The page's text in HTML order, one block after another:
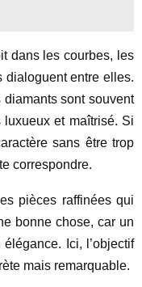
dans les courbes, les
dialoguent entre elles.
diamants sont souvent
et maîtrisé. Si
sans être trop
correspondre.
pièces raffinées qui
bonne chose, car un
Ici, l’objectif
mais remarquable.